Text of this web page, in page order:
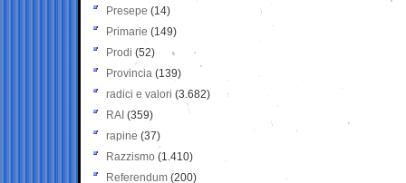
Presepe (14)
Primarie (149)
Prodi (52)
Provincia (139)
radici e valori (3.682)
RAI (359)
rapine (37)
Razzismo (1.410)
Referendum (200)